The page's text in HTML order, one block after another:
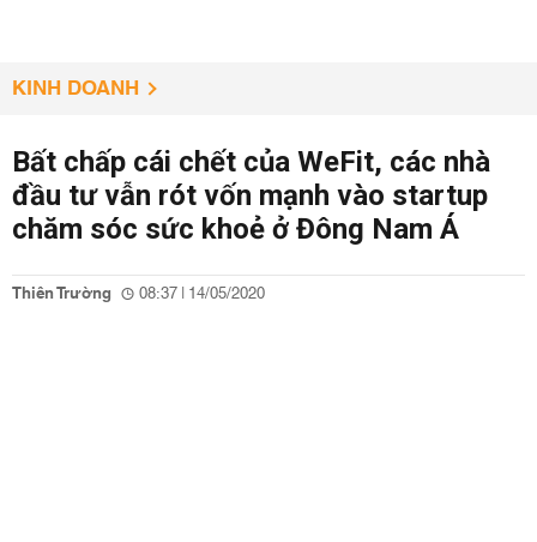
KINH DOANH
Bất chấp cái chết của WeFit, các nhà
đầu tư vẫn rót vốn mạnh vào startup
chăm sóc sức khoẻ ở Đông Nam Á
Thiên Trường 08:37 | 14/05/2020